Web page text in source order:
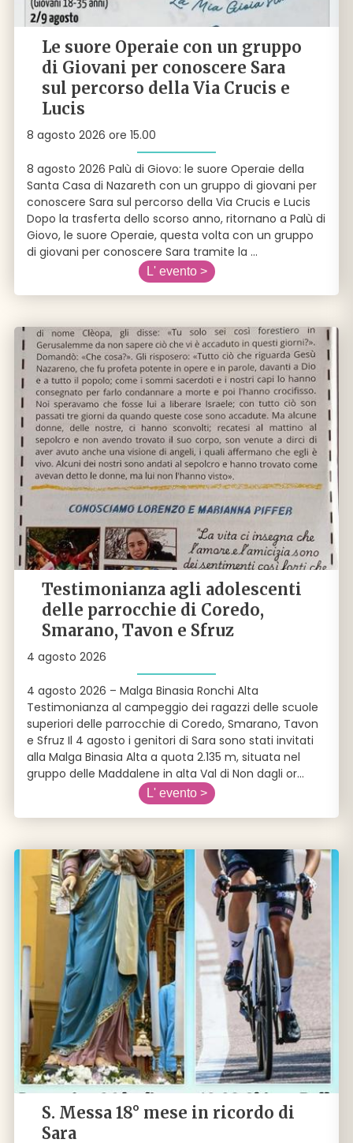
Le suore Operaie con un gruppo
di Giovani per conoscere Sara
sul percorso della Via Crucis e
Lucis
8 agosto 2026 ore 15.00
8 agosto 2026 Palù di Giovo: le suore Operaie della
Santa Casa di Nazareth con un gruppo di giovani per
conoscere Sara sul percorso della Via Crucis e Lucis
Dopo la trasferta dello scorso anno, ritornano a Palù di
Giovo, le suore Operaie, questa volta con un gruppo
di giovani per conoscere Sara tramite la ...
L' evento >
Testimonianza agli adolescenti
delle parrocchie di Coredo,
Smarano, Tavon e Sfruz
4 agosto 2026
4 agosto 2026 – Malga Binasia Ronchi Alta
Testimonianza al campeggio dei ragazzi delle scuole
superiori delle parrocchie di Coredo, Smarano, Tavon
e Sfruz Il 4 agosto i genitori di Sara sono stati invitati
alla Malga Binasia Alta a quota 2.135 m, situata nel
gruppo delle Maddalene in alta Val di Non dagli or...
L' evento >
S. Messa 18° mese in ricordo di
Sara